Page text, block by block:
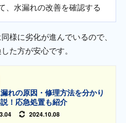
、水漏れの改善を確認する
様に劣化が進んでいるので、
た方が安心です。
れの原因・修理方法を分かり
！応急処置も紹介
2024.10.08